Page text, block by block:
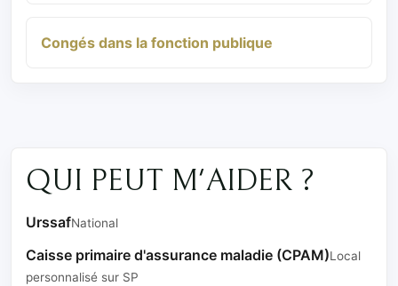
Congés dans la fonction publique
QUI PEUT M'AIDER ?
UrssafNational
Caisse primaire d'assurance maladie (CPAM)Local
personnalisé sur SP